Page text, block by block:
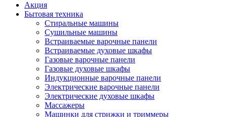
Акция
Бытовая техника
Стиральные машины
Сушильные машины
Встраиваемые варочные панели
Встраиваемые духовые шкафы
Газовые варочные панели
Газовые духовые шкафы
Индукционные варочные панели
Электрические варочные панели
Электрические духовые шкафы
Массажеры
Машинки для стрижки и триммеры